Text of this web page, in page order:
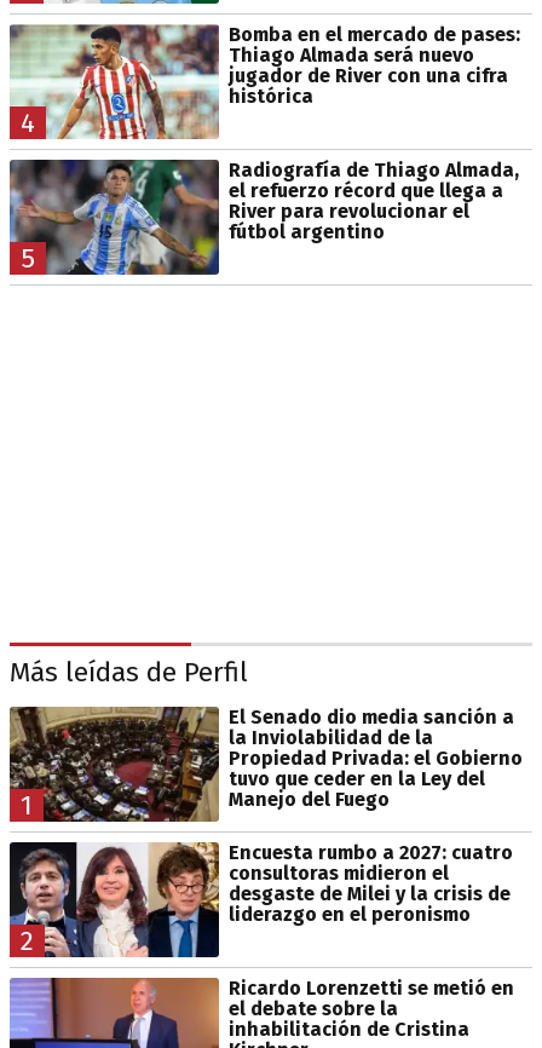
4
Bomba en el mercado de pases:
Thiago Almada será nuevo
jugador de River con una cifra
histórica
5
Radiografía de Thiago Almada,
el refuerzo récord que llega a
River para revolucionar el
fútbol argentino
Más leídas de Perfil
1
El Senado dio media sanción a
la Inviolabilidad de la
Propiedad Privada: el Gobierno
tuvo que ceder en la Ley del
Manejo del Fuego
2
Encuesta rumbo a 2027: cuatro
consultoras midieron el
desgaste de Milei y la crisis de
liderazgo en el peronismo
Ricardo Lorenzetti se metió en
el debate sobre la
inhabilitación de Cristina